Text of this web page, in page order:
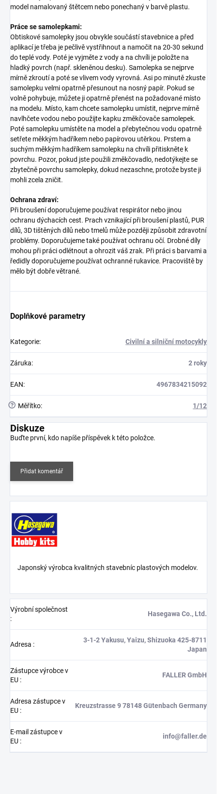
model namalovaný štětcem nebo ponechaný v barvě plastu.
Práce se samolepkami:
Obtiskové samolepky jsou obvykle součástí stavebnice a před
aplikací je třeba je pečlivě vystřihnout a namočit na 20-30 sekund
do teplé vody. Poté je vyjměte z vody a na chvíli je položte na
hladký povrch (např. skleněnou desku). Samolepka se nejprve
mírně zkroutí a poté se vlivem vody vyrovná. Asi po minutě zkuste
samolepku velmi opatrně přesunout na nosný papír. Pokud se
volně pohybuje, můžete ji opatrně přenést na požadované místo
na modelu. Místo, kam chcete samolepku umístit, nejprve mírně
navlhčete vodou nebo použijte kapku změkčovače samolepek.
Poté samolepku umístěte na model a přebytečnou vodu opatrně
setřete měkkým hadříkem nebo papírovou utěrkou. Prstem a
suchým měkkým hadříkem samolepku na chvíli přitiskněte k
povrchu. Pozor, pokud jste použili změkčovadlo, nedotýkejte se
zbytečně povrchu samolepky, dokud nezaschne, protože byste ji
mohli zcela zničit.
Ochrana zdraví:
Při broušení doporučujeme používat respirátor nebo jinou
ochranu dýchacích cest. Prach vznikající při broušení plastů, PUR
dílů, 3D tištěných dílů nebo tmelů může později způsobit zdravotní
problémy. Doporučujeme také používat ochranu očí. Drobné díly
mohou při práci odlétnout a ohrozit váš zrak. Při práci s barvami a
ředidly doporučujeme používat ochranné rukavice. Pracoviště by
mělo být dobře větrané.
Doplňkové parametry
Kategorie: Civilní a silniční motocykly
Záruka: 2 roky
EAN: 4967834215092
? Měřítko: 1/12
Diskuze
Buďte první, kdo napíše příspěvek k této položce.
Přidat komentář
Japonský výrobca kvalitných stavebníc plastových modelov.
Výrobní společnost
:
Hasegawa Co., Ltd.
Adresa :
3-1-2 Yakusu, Yaizu, Shizuoka 425-8711
Japan
Zástupce výrobce v
EU :
FALLER GmbH
Adresa zástupce v
EU :
Kreuzstrasse 9 78148 Gütenbach Germany
E-mail zástupce v
EU :
info@faller.de